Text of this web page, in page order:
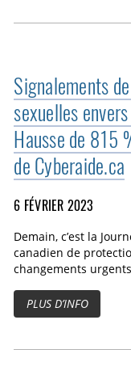
Signalements
sexuelles
Hausse de 815
de Cyberaide.ca
6 FÉVRIER 2023
Demain, c’est la
canadien de
changements urgents
PLUS D’INFO